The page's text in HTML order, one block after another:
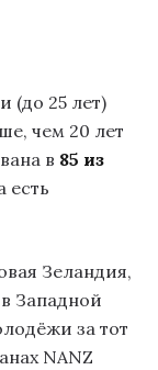
(до 25 лет)
чем 20 лет
в 85 из
есть
Зеландия,
Западной
за тот
NANZ